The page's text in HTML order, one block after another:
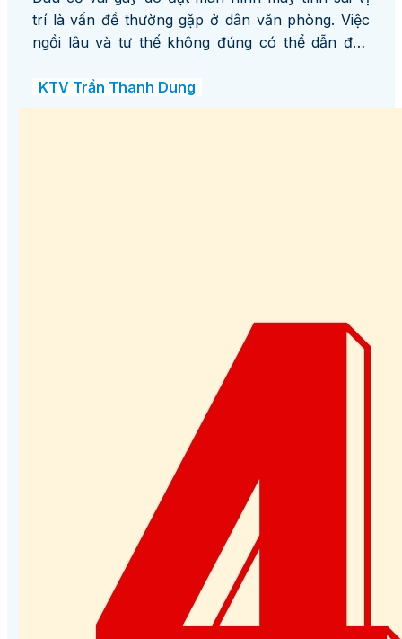
trí là vấn đề thường gặp ở dân văn phòng. Việc
ngồi lâu và tư thế không đúng có thể dẫn đến
sống cổ hay thoát vị đĩa đệm.
KTV Trần Thanh Dung